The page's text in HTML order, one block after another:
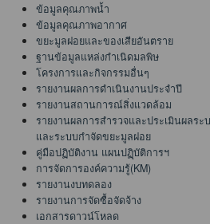
ข้อมูลคุณภาพน้ำ
ข้อมูลคุณภาพอากาศ
ขยะมูลฝอยและของเสียอันตราย
ฐานข้อมูลแหล่งกำเนิดมลพิษ
โครงการและกิจกรรมอื่นๆ
รายงานผลการดำเนินงานประจำปี
รายงานสถานการณ์สิ่งแวดล้อม
รายงานผลการสำรวจและประเมินผลร
และระบบกำจัดขยะมูลฝอย
คู่มือปฏิบัติงาน แผนปฏฺิบัติการฯ
การจัดการองค์ความรู้(KM)
รายงานงบทดลอง
รายงานการจัดซื้อจัดจ้าง
เอกสารดาวน์โหลด